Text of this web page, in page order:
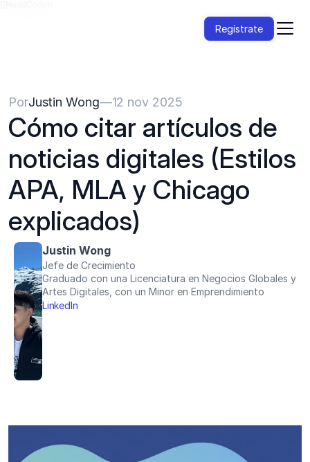
Regístrate
PorJustin Wong—12 nov 2025
Cómo citar artículos de
noticias digitales (Estilos
APA, MLA y Chicago
explicados)
Justin Wong
Jefe de Crecimiento
Graduado con una Licenciatura en Negocios Globales y
Artes Digitales, con un Minor en Emprendimiento
LinkedIn